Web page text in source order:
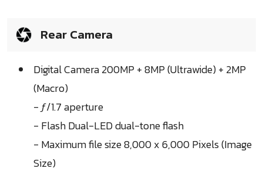
Rear Camera
Digital Camera 200MP + 8MP (Ultrawide) + 2MP
(Macro)
- ƒ/1.7 aperture
- Flash Dual-LED dual-tone flash
- Maximum file size 8,000 x 6,000 Pixels (Image
Size)